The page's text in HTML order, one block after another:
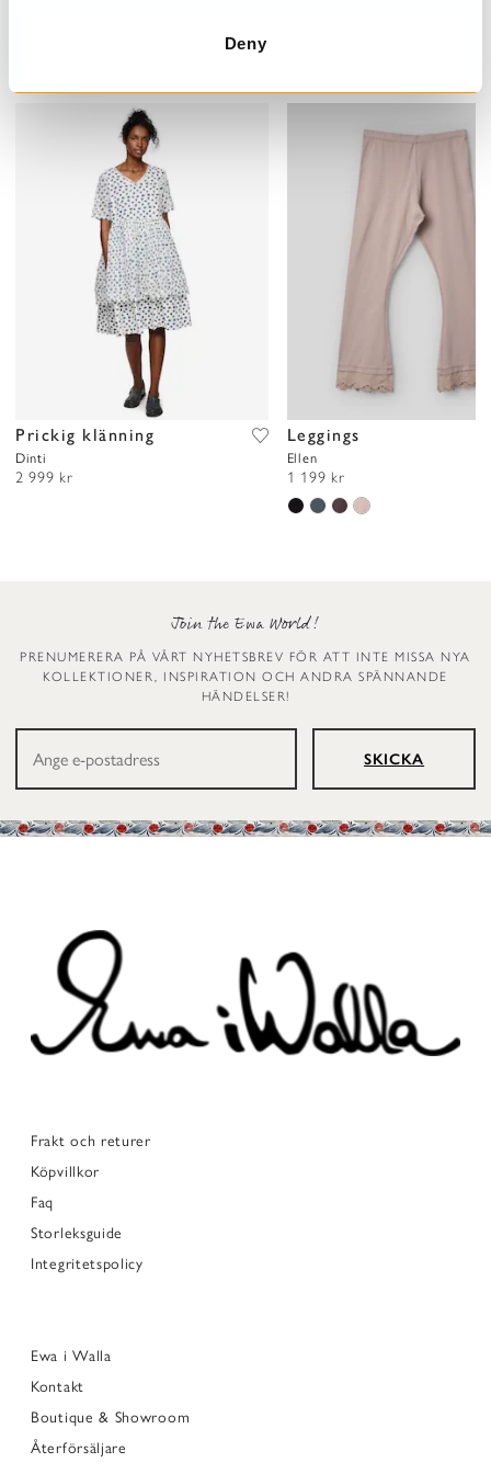
Deny
UPPTÄCK MER
Prickig klänning
Dinti
2 999 kr
Leggings
Ellen
1 199 kr
Join the Ewa World!
PRENUMERERA PÅ VÅRT NYHETSBREV FÖR ATT INTE MISSA NYA
KOLLEKTIONER, INSPIRATION OCH ANDRA SPÄNNANDE
HÄNDELSER!
SKICKA
Frakt och returer
Köpvillkor
Faq
Storleksguide
Integritetspolicy
Ewa i Walla
Kontakt
Boutique & Showroom
Återförsäljare